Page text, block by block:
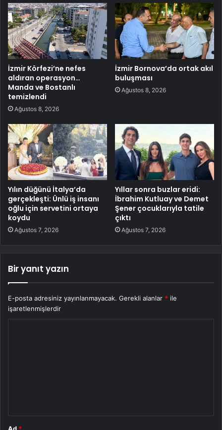
İzmir Körfezi’ne nefes
aldıran operasyon…
Manda ve Bostanlı
temizlendi
Ağustos 8, 2026
İzmir Bornova’da ortak akıl
buluşması
Ağustos 8, 2026
Yılın düğünü İtalya’da
gerçekleşti: Ünlü iş insanı
oğlu için servetini ortaya
koydu
Ağustos 7, 2026
Yıllar sonra buzlar eridi:
İbrahim Kutluay ve Demet
Şener çocuklarıyla tatile
çıktı
Ağustos 7, 2026
Bir yanıt yazın
E-posta adresiniz yayınlanmayacak. Gerekli alanlar * ile
işaretlenmişlerdir
Ad *